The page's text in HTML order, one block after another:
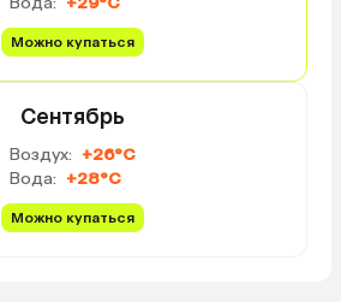
Можно купаться
Сентябрь
Воздух: +26°C
Вода: +28°C
Можно купаться